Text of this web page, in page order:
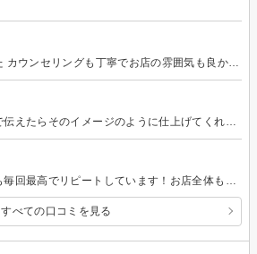
当日に予約して行きました カウンセリングも丁寧でお店の雰囲気も良かったです
すべての口コミを見る